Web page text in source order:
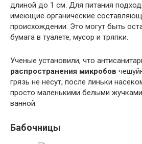
длиной до 1 см. Для питания
имеющие органические
происхождении. Это могут быть
бумага в туалете, мусор и тряпки.
Ученые установили, что
распространения микробов
грязь не несут, после линьки
просто маленькими белыми
ванной.
Бабочницы